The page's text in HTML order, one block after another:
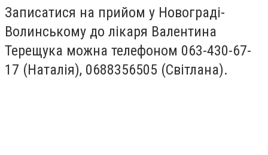
Записатися на прийом у Новограді-
Волинському до лікаря Валентина
Терещука можна телефоном 063-430-67-
17 (Наталія), 0688356505 (Світлана).